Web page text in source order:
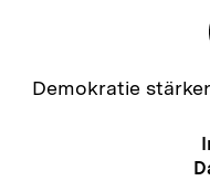
Zur
Demokratie